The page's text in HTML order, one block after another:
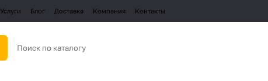
Услуги Блог Доставка Компания Контакты